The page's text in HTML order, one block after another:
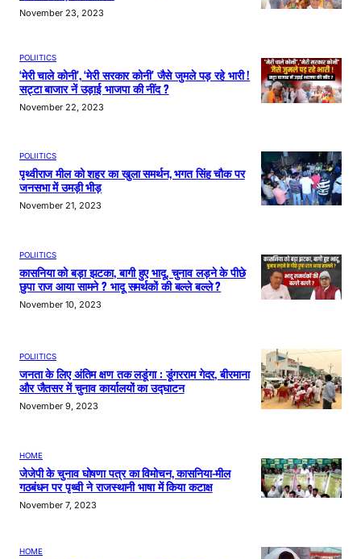
November 23, 2023
POLIITICS
‘मेरी चाले कोनी’, ‘मेरी सरकार कोनी’ जैसे जुमले पड़ रहे भारी !
सट्टा बाजार नें उड़ाई भाजपा की नींद ?
November 22, 2023
POLIITICS
पृथ्वीराज मील को शहर का खुला समर्थन, भगत सिंह चौक पर
जनसभा में उमड़ी भीड़
November 21, 2023
POLIITICS
कासनिया को बड़ा झटका, बागी हुए भादू, चुनाव लड़ने के पीछे
छुपा राज आया सामने ? भादू समर्थकों की बल्ले बल्ले ?
November 10, 2023
POLIITICS
जनता के लिए अंतिम क्षण तक लडूंगा : डूंगरराम गेदर, बीरमाना
और जैतसर में चुनाव कार्यालयों का उद्घाटन
November 9, 2023
HOME
जेजेपी के चुनाव घोषणा पत्र का विमोचन, कासनिया-मील
गठबंधन पर पृथ्वी ने राजस्थानी भाषा में किया कटाक्ष
November 7, 2023
HOME